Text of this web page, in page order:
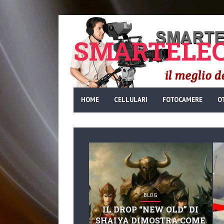
HOME CELLULARI FOTOCAMERE
BLOG
IL DROP “NEW OLD” DI
SHAIYA DIMOSTRA COME